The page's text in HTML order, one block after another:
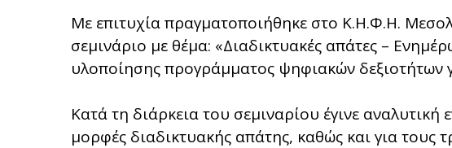
Με επιτυχία πραγματοποιήθηκε στο Κ.Η.Φ.Η.
σεμινάριο με θέμα: «Διαδικτυακές απάτες –
υλοποίησης προγράμματος ψηφιακών δεξιοτήτων
Κατά τη διάρκεια του σεμιναρίου έγινε αναλυτική
μορφές διαδικτυακής απάτης, καθώς και για